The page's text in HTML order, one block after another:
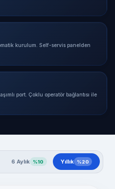
kurulum. Self-servis panelden
port. Çoklu operatör bağlantısı ile
6 Aylık %10 Yıllık %20